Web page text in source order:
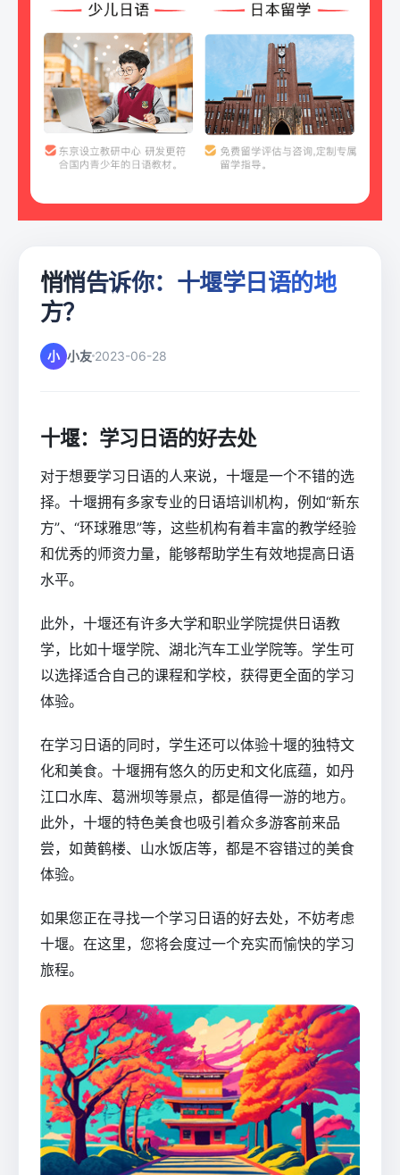
悄悄告诉你：十堰学日语的地
方？
小 小友 2023-06-28
十堰：学习日语的好去处
对于想要学习日语的人来说，十堰是一个不错的选
择。十堰拥有多家专业的日语培训机构，例如“新东
方”、“环球雅思”等，这些机构有着丰富的教学经验
和优秀的师资力量，能够帮助学生有效地提高日语
水平。
此外，十堰还有许多大学和职业学院提供日语教
学，比如十堰学院、湖北汽车工业学院等。学生可
以选择适合自己的课程和学校，获得更全面的学习
体验。
在学习日语的同时，学生还可以体验十堰的独特文
化和美食。十堰拥有悠久的历史和文化底蕴，如丹
江口水库、葛洲坝等景点，都是值得一游的地方。
此外，十堰的特色美食也吸引着众多游客前来品
尝，如黄鹤楼、山水饭店等，都是不容错过的美食
体验。
如果您正在寻找一个学习日语的好去处，不妨考虑
十堰。在这里，您将会度过一个充实而愉快的学习
旅程。